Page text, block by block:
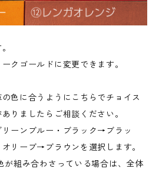
クゴールドに変更できます。
色に合うようにこちらでチョイス
りましたらご相談ください。
ーンブルー・ブラック→ブラッ
リーブ→ブラウンを選択します。
が組み合わさっている場合は、全体